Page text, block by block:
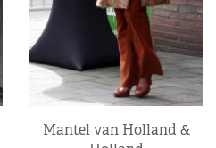
Mantel van Holland &